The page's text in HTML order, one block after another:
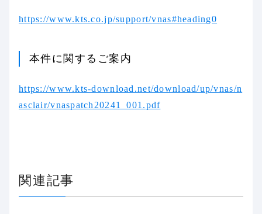
https://www.kts.co.jp/support/vnas#heading0
本件に関するご案内
https://www.kts-download.net/download/up/vnas/n
asclair/vnaspatch20241_001.pdf
関連記事